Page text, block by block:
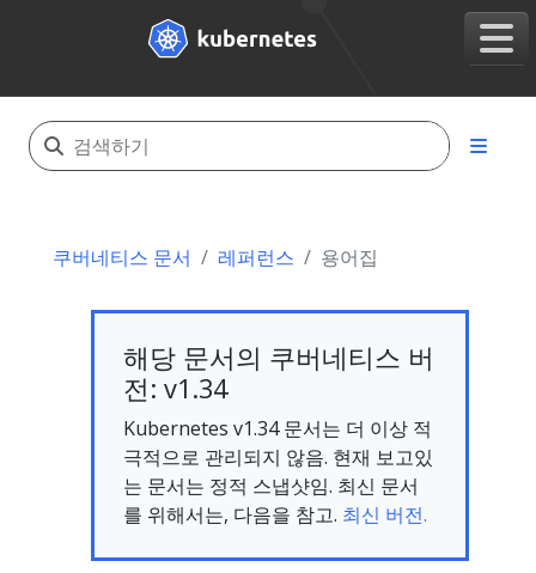
쿠버네티스 문서 레퍼런스 용어집
해당 문서의 쿠버네티스 버
전: v1.34
Kubernetes v1.34 문서는 더 이상 적
극적으로 관리되지 않음. 현재 보고있
는 문서는 정적 스냅샷임. 최신 문서
를 위해서는, 다음을 참고. 최신 버전.